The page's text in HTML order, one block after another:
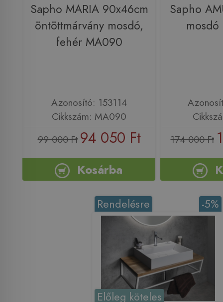
Sapho MARIA 90x46cm
öntöttmárvány mosdó,
fehér MA090
Azonosító: 153114
Cikkszám: MA090
99 000 Ft 94 050 Ft
Kosárba
Sapho
174 000 Ft
-5%
Rendelésre
Előleg köteles